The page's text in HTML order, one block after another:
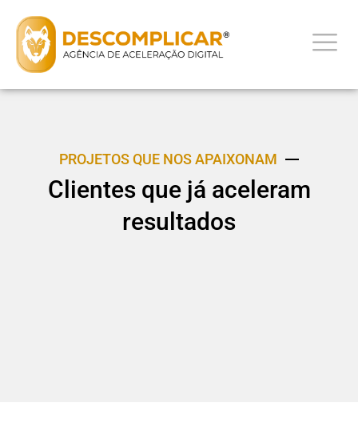
PROJETOS QUE NOS APAIXONAM
Clientes que já aceleram
resultados